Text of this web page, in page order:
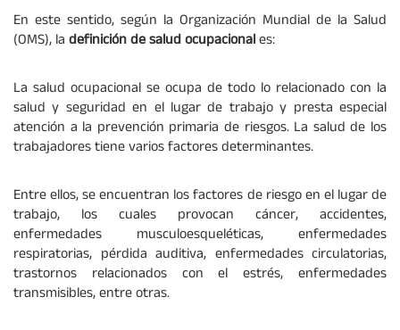
En este sentido, según la Organización Mundial de la Salud
(OMS), ladefinición de salud ocupacionales:
La salud ocupacional se ocupa de todo lo relacionado con la
salud y seguridad en el lugar de trabajo y presta especial
atención a la prevención primaria de riesgos. La salud de los
trabajadores tiene varios factores determinantes.
Entre ellos, se encuentran los factores de riesgo en el lugar de
trabajo, los cuales provocan cáncer, accidentes,
enfermedades musculoesqueléticas, enfermedades
respiratorias, pérdida auditiva, enfermedades circulatorias,
trastornos relacionados con el estrés, enfermedades
transmisibles, entre otras.